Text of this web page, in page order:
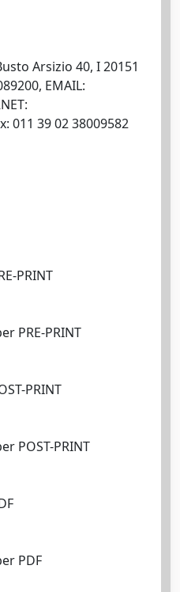
Arsizio 40, I 20151
EMAIL:
PRINT
PRE-PRINT
PRINT
POST-PRINT
PDF